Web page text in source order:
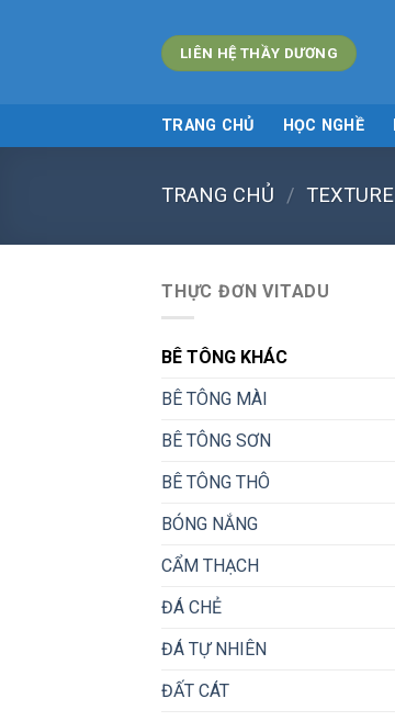
LIÊN HỆ THẦY DƯƠNG
TRANG CHỦ HỌC NGHỀ
TRANG CHỦ / TEXTURE
THỰC ĐƠN VITADU
BÊ TÔNG KHÁC
BÊ TÔNG MÀI
BÊ TÔNG SƠN
BÊ TÔNG THÔ
BÓNG NẮNG
CẨM THẠCH
ĐÁ CHẺ
ĐÁ TỰ NHIÊN
ĐẤT CÁT